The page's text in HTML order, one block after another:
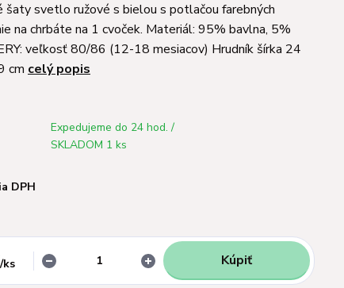
šaty svetlo ružové s bielou s potlačou farebných
na chrbáte na 1 cvoček. Materiál: 95% bavlna, 5%
veľkosť 80/86 (12-18 mesiacov) Hrudník šírka 24
cm celý popis
Expedujeme do 24 hod. /
SKLADOM 1 ks
DPH
/ks Kúpiť